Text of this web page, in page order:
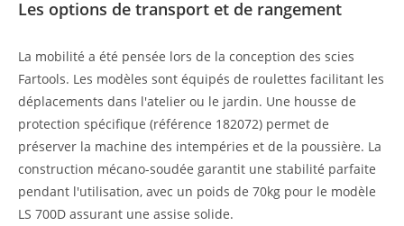
Les options de transport et de rangement
La mobilité a été pensée lors de la conception des scies
Fartools. Les modèles sont équipés de roulettes facilitant les
déplacements dans l'atelier ou le jardin. Une housse de
protection spécifique (référence 182072) permet de
préserver la machine des intempéries et de la poussière. La
construction mécano-soudée garantit une stabilité parfaite
pendant l'utilisation, avec un poids de 70kg pour le modèle
LS 700D assurant une assise solide.